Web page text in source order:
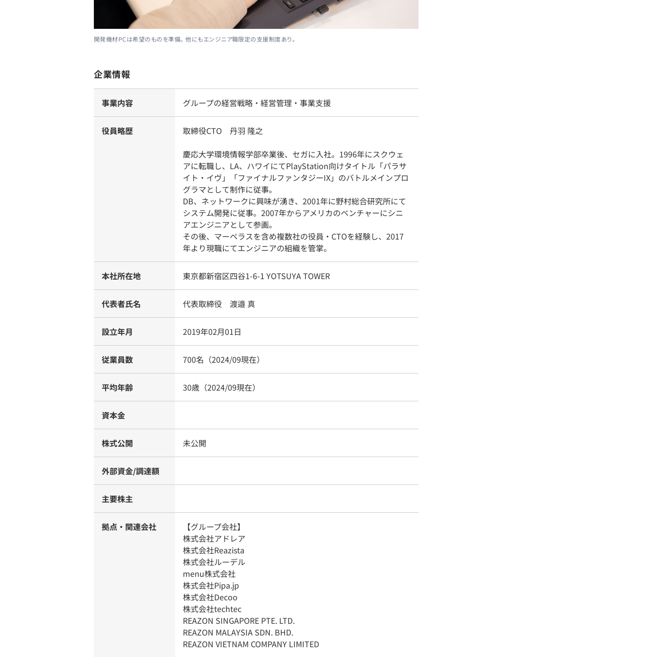
開発機材PCは希望のものを準備。 他にもエンジニア職限定の支援制度あり。
企業情報
事業内容 グループの経営戦略・経営管理・事業支援
役員略歴
取締役CTO 丹羽 隆之
慶応大学環境情報学部卒業後、セガに入社。1996年にスクウェ
アに転職し、LA、ハワイにてPlayStation向けタイトル「パラサ
イト・イヴ」「ファイナルファンタジーIX」のバトルメインプロ
グラマとして制作に従事。
DB、ネットワークに興味が湧き、2001年に野村総合研究所にて
システム開発に従事。2007年からアメリカのベンチャーにシニ
アエンジニアとして参画。
その後、マーベラスを含め複数社の役員・CTOを経験し、2017
年より現職にてエンジニアの組織を管掌。
本社所在地 東京都新宿区四谷1-6-1 YOTSUYA TOWER
代表者氏名 代表取締役 渡邉 真
設立年月 2019年02月01日
従業員数 700名（2024/09現在）
平均年齢 30歳（2024/09現在）
資本金
株式公開 未公開
外部資金/調達額
主要株主
拠点・関連会社
【グループ会社】
株式会社アドレア
株式会社Reazista
株式会社ルーデル
menu株式会社
株式会社Pipa.jp
株式会社Decoo
株式会社techtec
REAZON SINGAPORE PTE. LTD.
REAZON MALAYSIA SDN. BHD.
REAZON VIETNAM COMPANY LIMITED